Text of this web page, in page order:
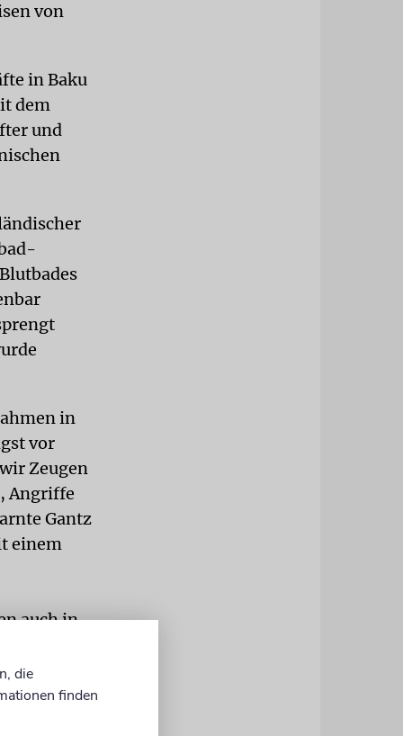
von
in Baku
dem
und
in
vor
Zeugen
Angriffe
Gantz
einem
auch in
mögliche
die
finden